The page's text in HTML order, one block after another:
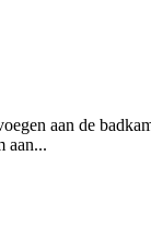
aan de
aan...